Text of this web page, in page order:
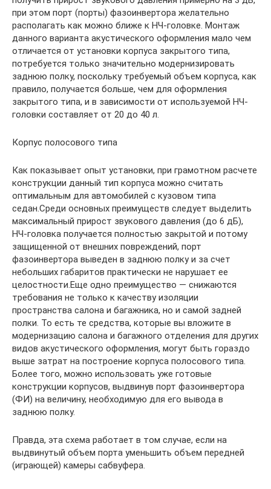
при этом порт (порты) фазоинвертора желательно
располагать как можно ближе к НЧ-головке. Монтаж
данного варианта акустического оформления мало чем
отличается от установки корпуса закрытого типа,
потребуется только значительно модернизировать
заднюю полку, поскольку требуемый объем корпуса, как
правило, получается больше, чем для оформления
закрытого типа, и в зависимости от используемой НЧ-
головки составляет от 20 до 40 л.
Корпус полосового типа
Как показывает опыт установки, при грамотном расчете
конструкции данный тип корпуса можно считать
оптимальным для автомобилей с кузовом типа
седан.Среди основных преимуществ следует выделить
максимальный прирост звукового давления (до 6 дБ),
НЧ-головка получается полностью закрытой и потому
защищенной от внешних повреждений, порт
фазоинвертора выведен в заднюю полку и за счет
небольших габаритов практически не нарушает ее
целостности.Еще одно преимущество — снижаются
требования не только к качеству изоляции
пространства салона и багажника, но и самой задней
полки. То есть те средства, которые вы вложите в
модернизацию салона и багажного отделения для других
видов акустического оформления, могут быть гораздо
выше затрат на построение корпуса полосового типа.
Более того, можно использовать уже готовые
конструкции корпусов, выдвинув порт фазоинвертора
(ФИ) на величину, необходимую для его вывода в
заднюю полку.
Правда, эта схема работает в том случае, если на
выдвинутый объем порта уменьшить объем передней
(играющей) камеры сабвуфера.